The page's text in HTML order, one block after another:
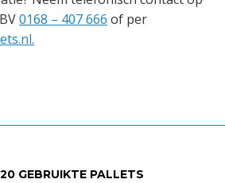
0168 – 407 666 of per
GEBRUIKTE PALLETS